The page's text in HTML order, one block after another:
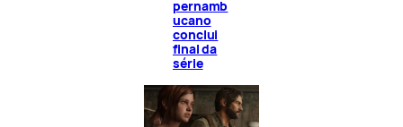
pernamb
ucano
conclui
final da
série